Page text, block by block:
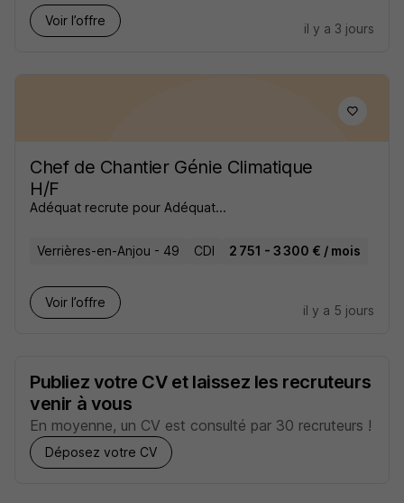
Voir l’offre
il y a 3 jours
Chef de Chantier Génie Climatique
H/F
Adéquat recrute pour Adéquat...
Verrières-en-Anjou - 49 CDI 2 751 - 3 300 € / mois
Voir l’offre
il y a 5 jours
Publiez votre CV et laissez les recruteurs
venir à vous
En moyenne, un CV est consulté par 30 recruteurs !
Déposez votre CV